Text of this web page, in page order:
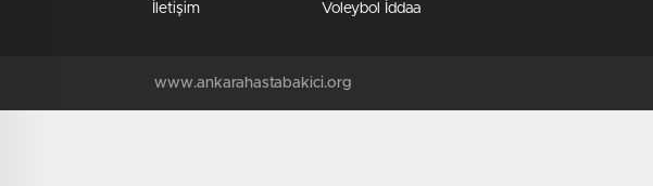
İletişim Voleybol İddaa
www.ankarahastabakici.org